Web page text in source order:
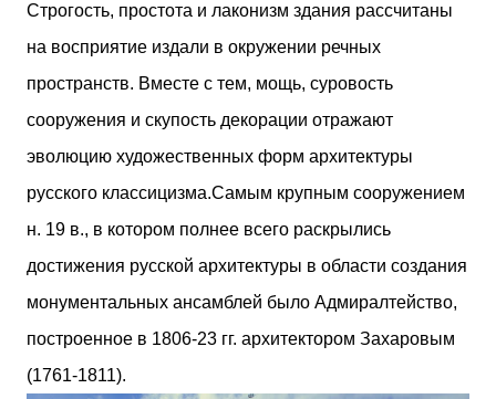
Строгость, простота и лаконизм здания рассчитаны
на восприятие издали в окружении речных
пространств. Вместе с тем, мощь, суровость
сооружения и скупость декорации отражают
эволюцию художественных форм архитектуры
русского классицизма.Самым крупным сооружением
н. 19 в., в котором полнее всего раскрылись
достижения русской архитектуры в области создания
монументальных ансамблей было Адмиралтейство,
построенное в 1806-23 гг. архитектором Захаровым
(1761-1811).